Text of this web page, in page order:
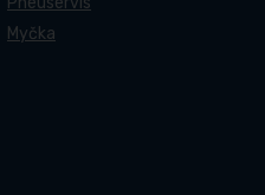
Myčka